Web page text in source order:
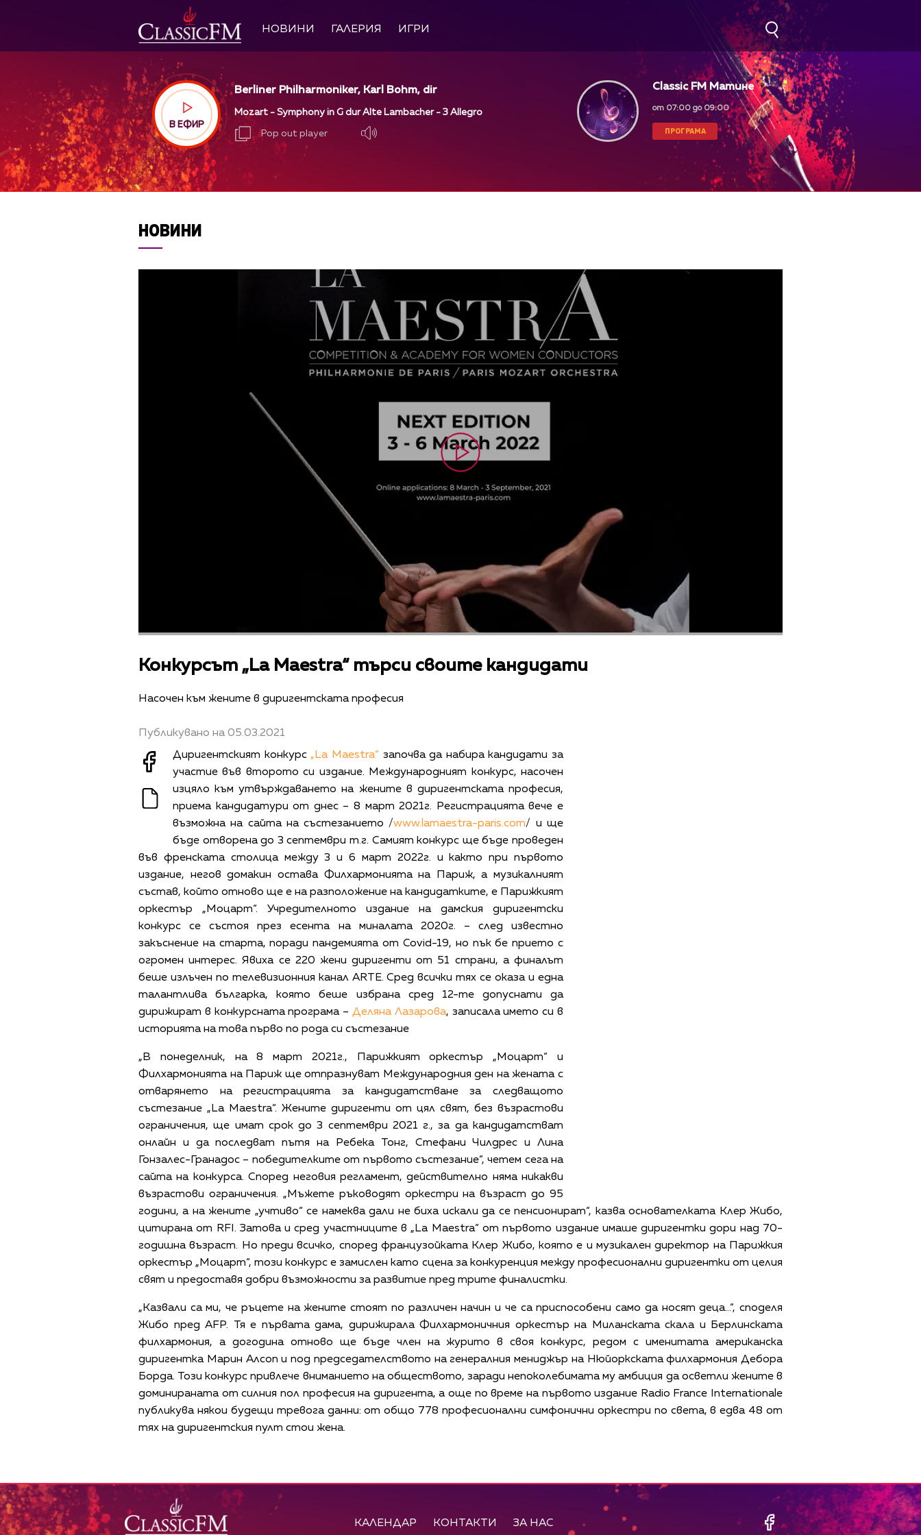
НОВИНИ ГАЛЕРИЯ ИГРИ
В ЕФИР
Berliner Philharmoniker, Karl Bohm, dir
Mozart - Symphony in G dur Alte Lambacher - 3 Allegro
Pop out player
Classic FM Матине
от 07:00 до 09:00
ПРОГРАМА
НОВИНИ
Конкурсът „La Maestra“ търси своите кандидати
Насочен към жените в диригентската професия
Публикувано на 05.03.2021
Диригентският конкурс „La Maestra“ започва да набира кандидати за
участие във второто си издание. Международният конкурс, насочен
изцяло към утвърждаването на жените в диригентската професия,
приема кандидатури от днес – 8 март 2021г. Регистрацията вече е
възможна на сайта на състезанието /www.lamaestra-paris.com/ и ще
бъде отворена до 3 септември т.г. Самият конкурс ще бъде проведен
във френската столица между 3 и 6 март 2022г. и както при първото
издание, негов домакин остава Филхармонията на Париж, а музикалният
състав, който отново ще е на разположение на кандидатките, е Парижкият
оркестър „Моцарт“. Учредителното издание на дамския диригентски
конкурс се състоя през есента на миналата 2020г. – след известно
закъснение на старта, поради пандемията от Covid-19, но пък бе прието с
огромен интерес. Явиха се 220 жени диригенти от 51 страни, а финалът
беше излъчен по телевизионния канал ARTE. Сред всички тях се оказа и една
талантлива българка, която беше избрана сред 12-те допуснати да
дирижират в конкурсната програма – Деляна Лазарова, записала името си в
историята на това първо по рода си състезание
„В понеделник, на 8 март 2021г., Парижкият оркестър „Моцарт“ и
Филхармонията на Париж ще отпразнуват Международния ден на жената с
отварянето на регистрацията за кандидатстване за следващото
състезание „La Maestra“. Жените диригенти от цял свят, без възрастови
ограничения, ще имат срок до 3 септември 2021 г., за да кандидатстват
онлайн и да последват пътя на Ребека Тонг, Стефани Чилдрес и Лина
Гонзалес-Гранадос – победителките от първото състезание“, четем сега на
сайта на конкурса. Според неговия регламент, действително няма никакви
възрастови ограничения. „Мъжете ръководят оркестри на възраст до 95
години, а на жените „учтиво“ се намеква дали не биха искали да се пенсионират“, казва основателката Клер Жибо,
цитирана от RFI. Затова и сред участниците в „La Maestra“ от първото издание имаше диригентки дори над 70-
годишна възраст. Но преди всичко, според французойката Клер Жибо, която е и музикален директор на Парижкия
оркестър „Моцарт“, този конкурс е замислен като сцена за конкуренция между професионални диригентки от целия
свят и предоставя добри възможности за развитие пред трите финалистки.
„Казвали са ми, че ръцете на жените стоят по различен начин и че са приспособени само да носят деца…“, споделя
Жибо пред AFP. Тя е първата дама, дирижирала Филхармоничния оркестър на Миланската скала и Берлинската
филхармония, а догодина отново ще бъде член на журито в своя конкурс, редом с именитата американска
диригентка Марин Алсоп и под председателството на генералния мениджър на Нюйоркската филхармония Дебора
Борда. Този конкурс привлече вниманието на обществото, заради непоколебимата му амбиция да осветли жените в
доминираната от силния пол професия на диригента, а още по време на първото издание Radio France Internationale
публикува някои будещи тревога данни: от общо 778 професионални симфонични оркестри по света, в едва 48 от
тях на диригентския пулт стои жена.
КАЛЕНДАР КОНТАКТИ ЗА НАС